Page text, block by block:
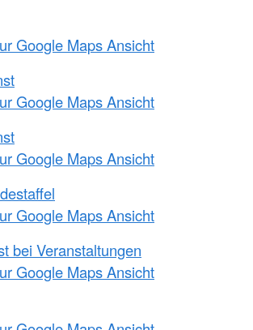
Google Maps Ansicht
Google Maps Ansicht
Google Maps Ansicht
Google Maps Ansicht
bei Veranstaltungen
Google Maps Ansicht